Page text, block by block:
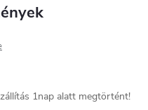
1nap alatt megtörtént!